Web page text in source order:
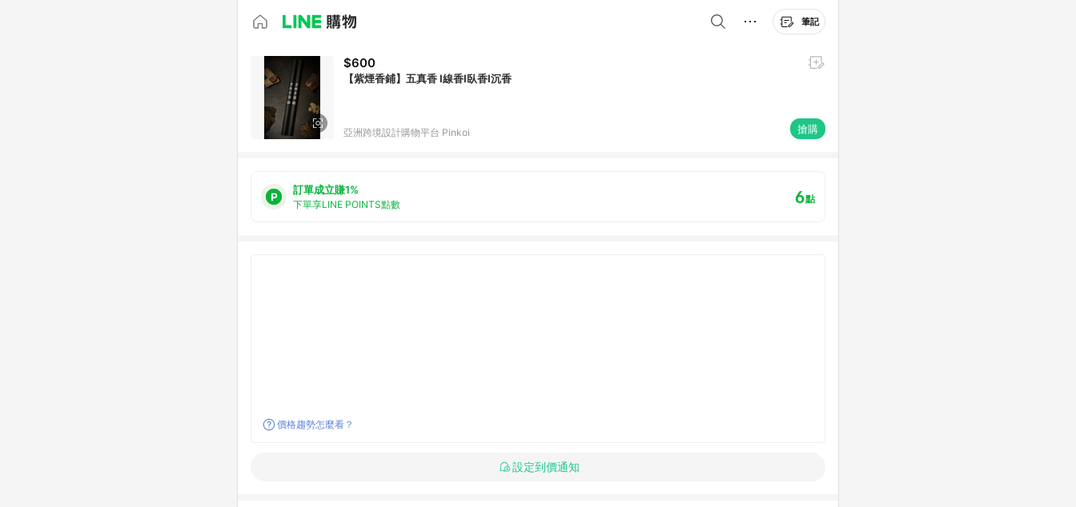
筆記
$600
【紫煙香鋪】五真香 I線香I臥香I沉香
亞洲跨境設計購物平台 Pinkoi 搶購
訂單成立賺1%
下單享LINE POINTS點數 6點
價格趨勢怎麼看？
設定到價通知